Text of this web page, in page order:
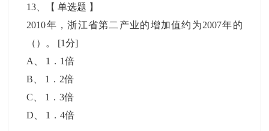
13 、【单选题 】
2010年，浙江省第二产业的增加值约为2007年的
（）。 [1分]
A
1．1倍
B
1．2倍
C
1．3倍
D
1．4倍